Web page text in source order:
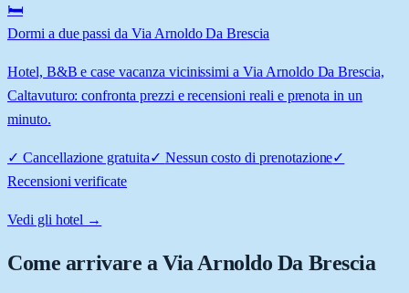
🛏️
Dormi a due passi da Via Arnoldo Da Brescia
Hotel, B&B e case vacanza vicinissimi a Via Arnoldo Da Brescia,
Caltavuturo: confronta prezzi e recensioni reali e prenota in un
minuto.
✓ Cancellazione gratuita✓ Nessun costo di prenotazione✓
Recensioni verificate
Vedi gli hotel →
Come arrivare aVia Arnoldo Da Brescia